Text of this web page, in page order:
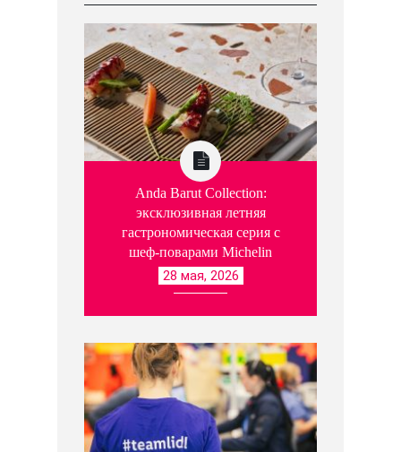
Anda Barut Collection:
эксклюзивная летняя
гастрономическая серия с
шеф-поварами Michelin
28 мая, 2026